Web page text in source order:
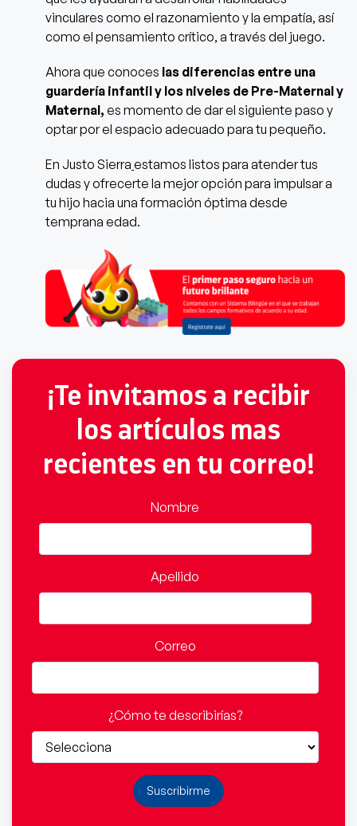
vinculares como el razonamiento y la empatía, así
como el pensamiento crítico, a través del juego.
Ahora que conoces las diferencias entre una
guardería infantil y los niveles de Pre-Maternal y
Maternal, es momento de dar el siguiente paso y
optar por el espacio adecuado para tu pequeño.
En Justo Sierra estamos listos para atender tus
dudas y ofrecerte la mejor opción para impulsar a
tu hijo hacia una formación óptima desde
temprana edad.
¡Te invitamos a recibir
los artículos mas
recientes en tu correo!
Nombre*
Apellido*
Correo*
¿Cómo te describirías?*